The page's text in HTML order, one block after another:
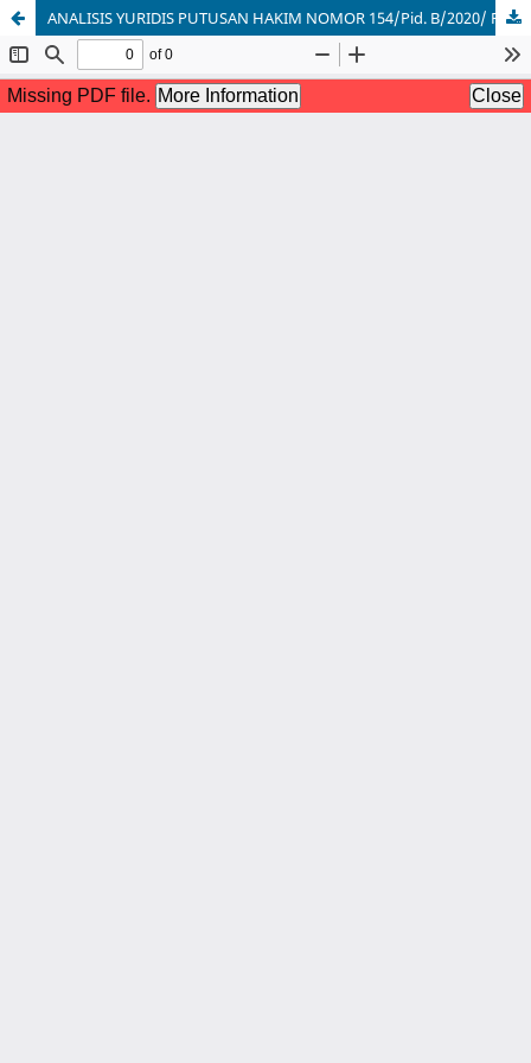
ANALISIS YURIDIS PUTUSAN HAKIM NOMOR 154/Pid. B/2020/ PN Tpg TENTANG PENIPUAN ARISAN ONLINE BERDASARKAN ASAS LEX SPECIALIS DEROGAT LEGI GENERALI